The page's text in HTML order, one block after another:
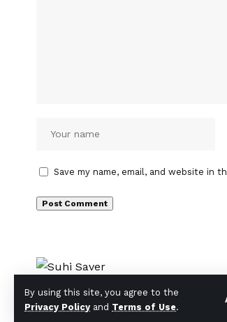
By using this site, you agree to the
Privacy Policy and Terms of Use.
Save my name, email, and website in